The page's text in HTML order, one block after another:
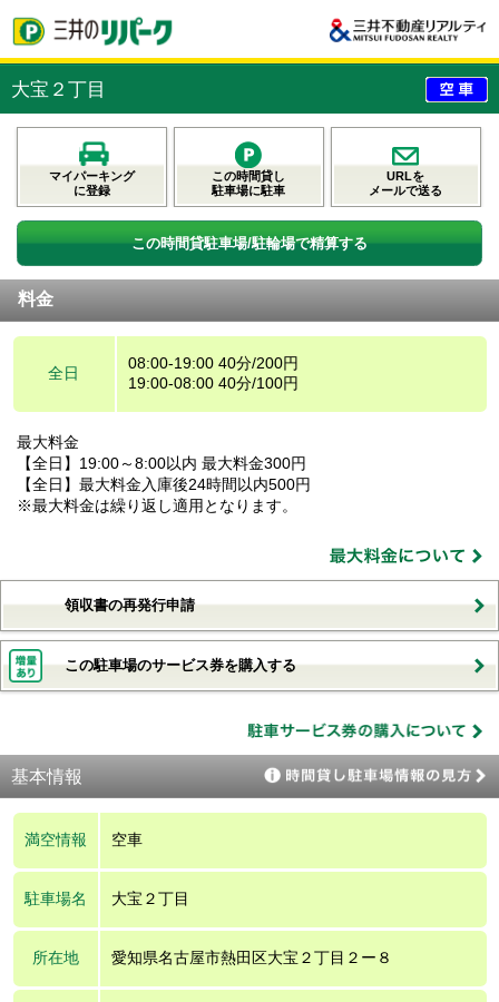
大宝２丁目
マイパーキング
に登録
この時間貸し
駐車場に駐車
URLを
メールで送る
この時間貸駐車場/駐輪場で精算する
料金
全日
08:00-19:00 40分/200円
19:00-08:00 40分/100円
最大料金
【全日】19:00～8:00以内 最大料金300円
【全日】最大料金入庫後24時間以内500円
※最大料金は繰り返し適用となります。
領収書の再発行申請
この駐車場のサービス券を購入する
基本情報
満空情報 空車
駐車場名 大宝２丁目
所在地 愛知県名古屋市熱田区大宝２丁目２ー８